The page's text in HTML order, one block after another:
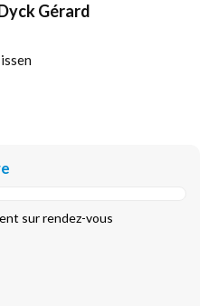
Gérard
sur rendez-vous